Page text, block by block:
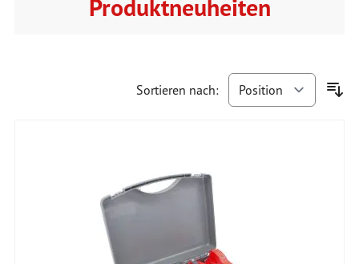
Produktneuheiten
Sortieren nach: